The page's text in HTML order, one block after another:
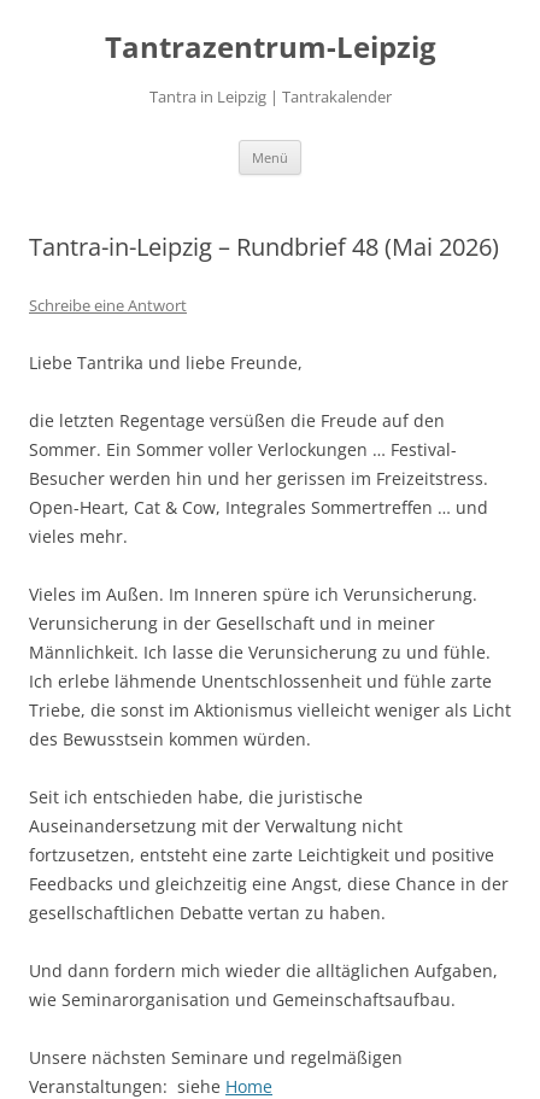
Tantrazentrum-Leipzig
Tantra in Leipzig | Tantrakalender
Menü
Tantra-in-Leipzig – Rundbrief 48 (Mai 2026)
Schreibe eine Antwort
Liebe Tantrika und liebe Freunde,
die letzten Regentage versüßen die Freude auf den
Sommer. Ein Sommer voller Verlockungen … Festival-
Besucher werden hin und her gerissen im Freizeitstress.
Open-Heart, Cat & Cow, Integrales Sommertreffen … und
vieles mehr.
Vieles im Außen. Im Inneren spüre ich Verunsicherung.
Verunsicherung in der Gesellschaft und in meiner
Männlichkeit. Ich lasse die Verunsicherung zu und fühle.
Ich erlebe lähmende Unentschlossenheit und fühle zarte
Triebe, die sonst im Aktionismus vielleicht weniger als Licht
des Bewusstsein kommen würden.
Seit ich entschieden habe, die juristische
Auseinandersetzung mit der Verwaltung nicht
fortzusetzen, entsteht eine zarte Leichtigkeit und positive
Feedbacks und gleichzeitig eine Angst, diese Chance in der
gesellschaftlichen Debatte vertan zu haben.
Und dann fordern mich wieder die alltäglichen Aufgaben,
wie Seminarorganisation und Gemeinschaftsaufbau.
Unsere nächsten Seminare und regelmäßigen
Veranstaltungen: siehe Home